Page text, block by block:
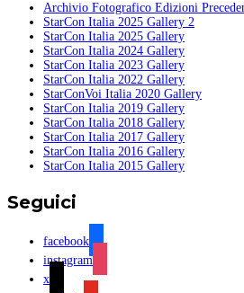
Archivio Fotografico Edizioni
StarCon Italia 2025 Gallery 2
StarCon Italia 2025 Gallery
StarCon Italia 2024 Gallery
StarCon Italia 2023 Gallery
StarCon Italia 2022 Gallery
StarConVoi Italia 2020 Gallery
StarCon Italia 2019 Gallery
StarCon Italia 2018 Gallery
StarCon Italia 2017 Gallery
StarCon Italia 2016 Gallery
StarCon Italia 2015 Gallery
Seguici
facebook
instagram
x